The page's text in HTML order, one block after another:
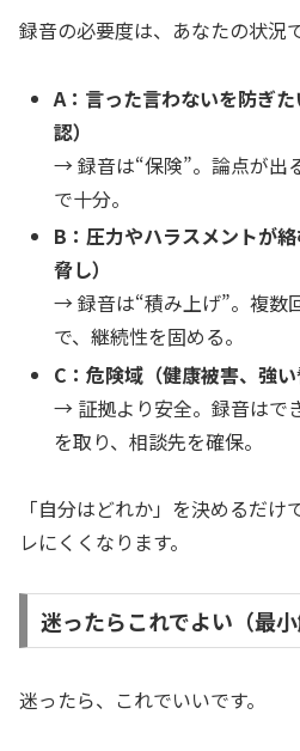
録音の必要度は、あなたの状況
A：言った言わないを防ぎ
認）
→ 録音は“保険”。論点が出
で十分。
B：圧力やハラスメントが
脅し）
→ 録音は“積み上げ”。複数
で、継続性を固める。
C：危険域（健康被害、強い
→ 証拠より安全。録音はで
を取り、相談先を確保。
「自分はどれか」を決めるだ
レにくくなります。
迷ったらこれでよい（最小
迷ったら、これでいいです。